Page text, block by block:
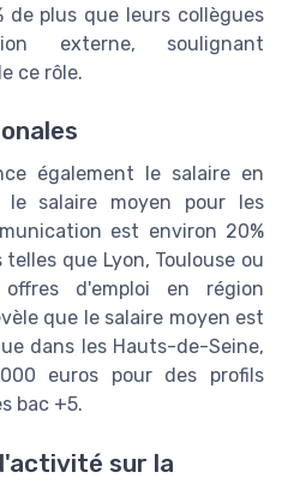
de plus que leurs collègues
externe, soulignant
ce rôle.
également le salaire en
le salaire moyen pour les
est environ 20%
que Lyon, Toulouse ou
d'emploi en région
que le salaire moyen est
dans les Hauts-de-Seine,
euros pour des profils
bac +5.
sur la